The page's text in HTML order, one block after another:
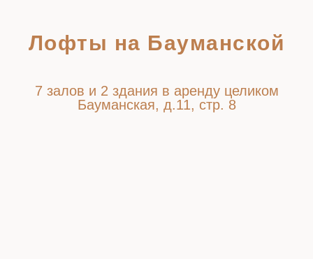
Лофты на Бауманской
7 залов и 2 здания в аренду целиком
Бауманская, д.11, стр. 8